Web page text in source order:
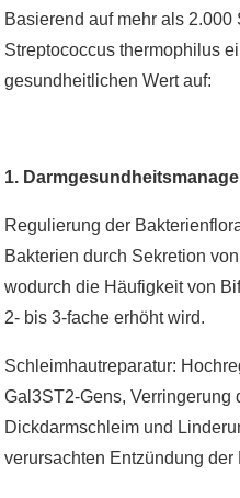
Basierend auf mehr als
Streptococcus thermophilus
gesundheitlichen Wert auf:
1.
Regulierung der
Bakterien durch Sekretion
wodurch die Häufigkeit von
2- bis 3-fache erhöht wird.
Schleimhautreparatur:
Gal3ST2-Gens, Verringerung
Dickdarmschleim und
verursachten Entzündung der